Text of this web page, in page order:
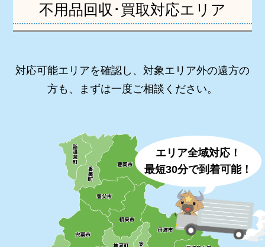
不用品回収･買取対応エリア
対応可能エリアを確認し、対象エリア外の遠方の
方も、まずは一度ご相談ください。
エリア全域対応！
最短30分で到着可能！